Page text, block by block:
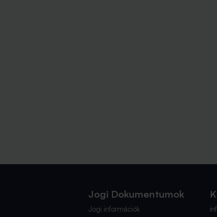
Jogi Dokumentumok
Jogi információk